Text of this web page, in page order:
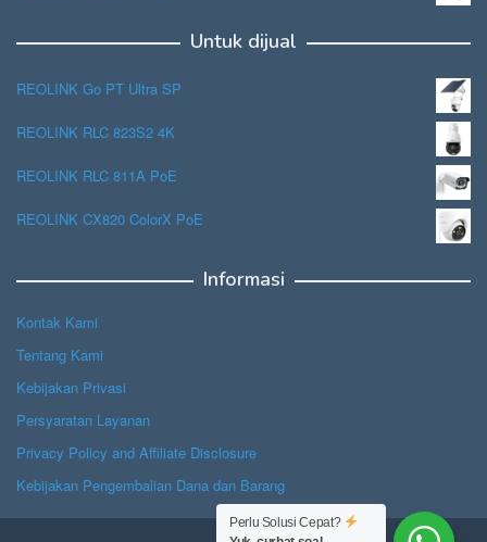
Untuk dijual
REOLINK Go PT Ultra SP
REOLINK RLC 823S2 4K
REOLINK RLC 811A PoE
REOLINK CX820 ColorX PoE
Informasi
Kontak Kami
Tentang Kami
Kebijakan Privasi
Persyaratan Layanan
Privacy Policy and Affiliate Disclosure
Kebijakan Pengembalian Dana dan Barang
Perlu Solusi Cepat?